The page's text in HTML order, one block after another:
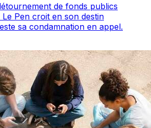
de fonds publics
Pen croit en son destin
sa condamnation en appel.